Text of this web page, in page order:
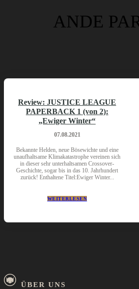
ANDE
Review: JUSTICE LEAGUE
PAPERBACK 1 (von 2):
„Ewiger Winter“
07.08.2021
Bekannte Helden, neue Bösewichte und eine
unaufhaltsame Klimakatastrophe vereinen sich
in dieser sehr unterhaltsamen Crossover-
Geschichte, sogar bis in das 10. Jahrhundert
zurück! Enthaltene Titel:Ewiger Winter...
WEITERLESEN
ÜBER UNS